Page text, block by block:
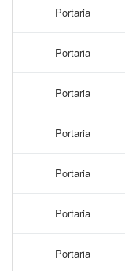
Portaria
Portaria
Portaria
Portaria
Portaria
Portaria
Portaria